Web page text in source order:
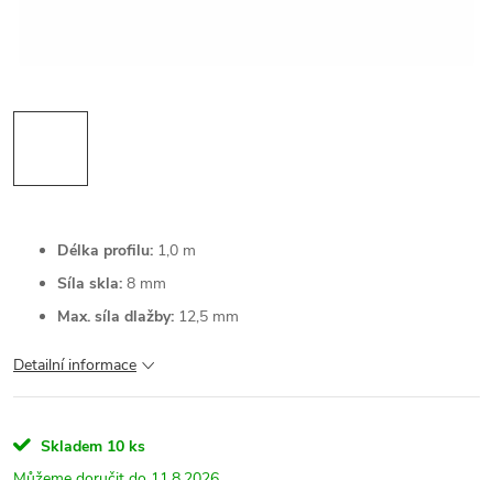
Délka profilu: 1,0 m
Síla skla: 8 mm
Max. síla dlažby: 12,5 mm
Detailní informace
Skladem 10 ks